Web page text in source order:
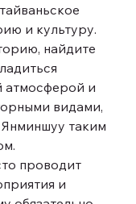
и культуру.
найдите
атмосферой и
видами,
таким
проводит
и